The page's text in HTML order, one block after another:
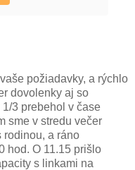
požiadavky, a rýchlo
dovolenky aj so
3 prebehol v čase
sme v stredu večer
rodinou, a ráno
hod. O 11.15 prišlo
s linkami na